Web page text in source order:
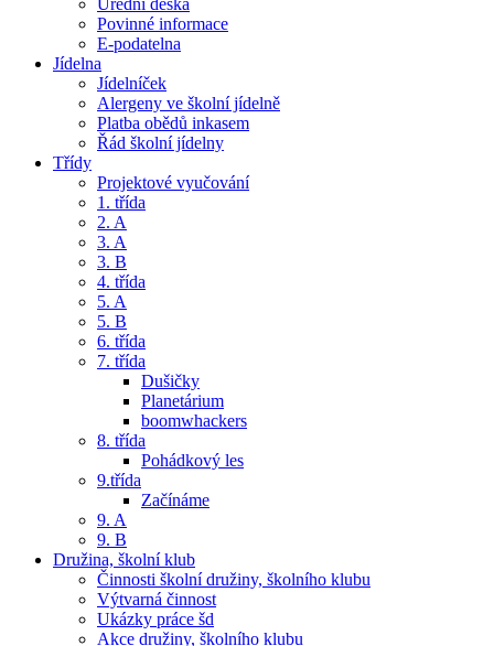
Úřední deska
Povinné informace
E-podatelna
Jídelna
Jídelníček
Alergeny ve školní jídelně
Platba obědů inkasem
Řád školní jídelny
Třídy
Projektové vyučování
1. třída
2. A
3. A
3. B
4. třída
5. A
5. B
6. třída
7. třída
Dušičky
Planetárium
boomwhackers
8. třída
Pohádkový les
9.třída
Začínáme
9. A
9. B
Družina, školní klub
Činnosti školní družiny, školního klubu
Výtvarná činnost
Ukázky práce šd
Akce družiny, školního klubu